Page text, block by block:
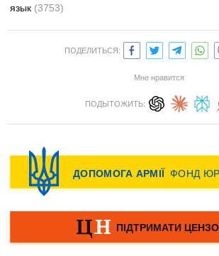
язык (3753)
ПОДЕЛИТЬСЯ:
Мне нравится
ПОДЫТОЖИТЬ: